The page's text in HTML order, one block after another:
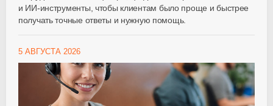
и ИИ-инструменты , чтобы клиентам было проще и быстрее
получать точные ответы и нужную помощь.
5 АВГУСТА 2026